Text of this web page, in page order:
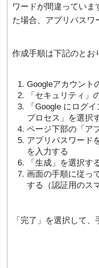
ワードが間違ってい
た場合、アプリパスワ
作成手順は下記のとお
Googleアカウント
「セキュリティ」
「Google にログ
プロセス」を選択
ページ下部の「ア
アプリパスワード
を入力する
「生成」を選択す
画面の手順に従っ
する（認証用のス
「完了」を選択して、